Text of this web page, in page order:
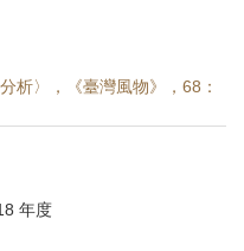
析〉，《臺灣風物》，68：
年度